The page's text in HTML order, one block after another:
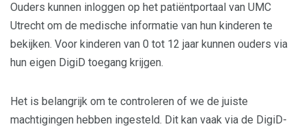
Ouders kunnen inloggen op het patiëntportaal van UMC
Utrecht om de medische informatie van hun kinderen te
bekijken. Voor kinderen van 0 tot 12 jaar kunnen ouders via
hun eigen DigiD toegang krijgen.
Het is belangrijk om te controleren of we de juiste
machtigingen hebben ingesteld. Dit kan vaak via de DigiD-